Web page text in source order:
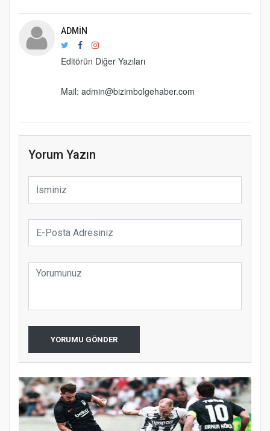
ADMIN
Editörün Diğer Yazıları
Mail: admin@bizimbolgehaber.com
Yorum Yazın
YORUMU GÖNDER